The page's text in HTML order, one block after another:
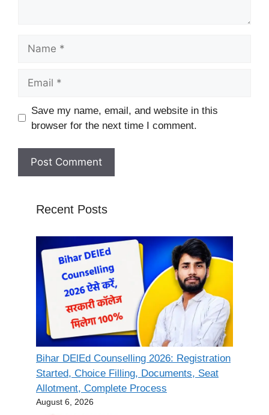
Name
Email
Website
Save my name, email, and website in this
browser for the next time I comment.
Recent Posts
Bihar DElEd Counselling 2026: Registration
Started, Choice Filling, Documents, Seat
Allotment, Complete Process
August 6, 2026